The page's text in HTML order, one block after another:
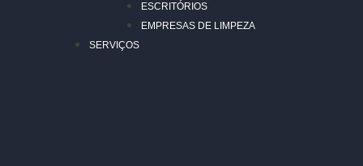
ESCRITÓRIOS
EMPRESAS DE LIMPEZA
SERVIÇOS